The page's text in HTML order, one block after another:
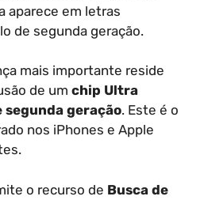
aparece em letras
de segunda geração.
mais importante reside
de um chip Ultra
segunda geração. Este é o
nos iPhones e Apple
o recurso de Busca de